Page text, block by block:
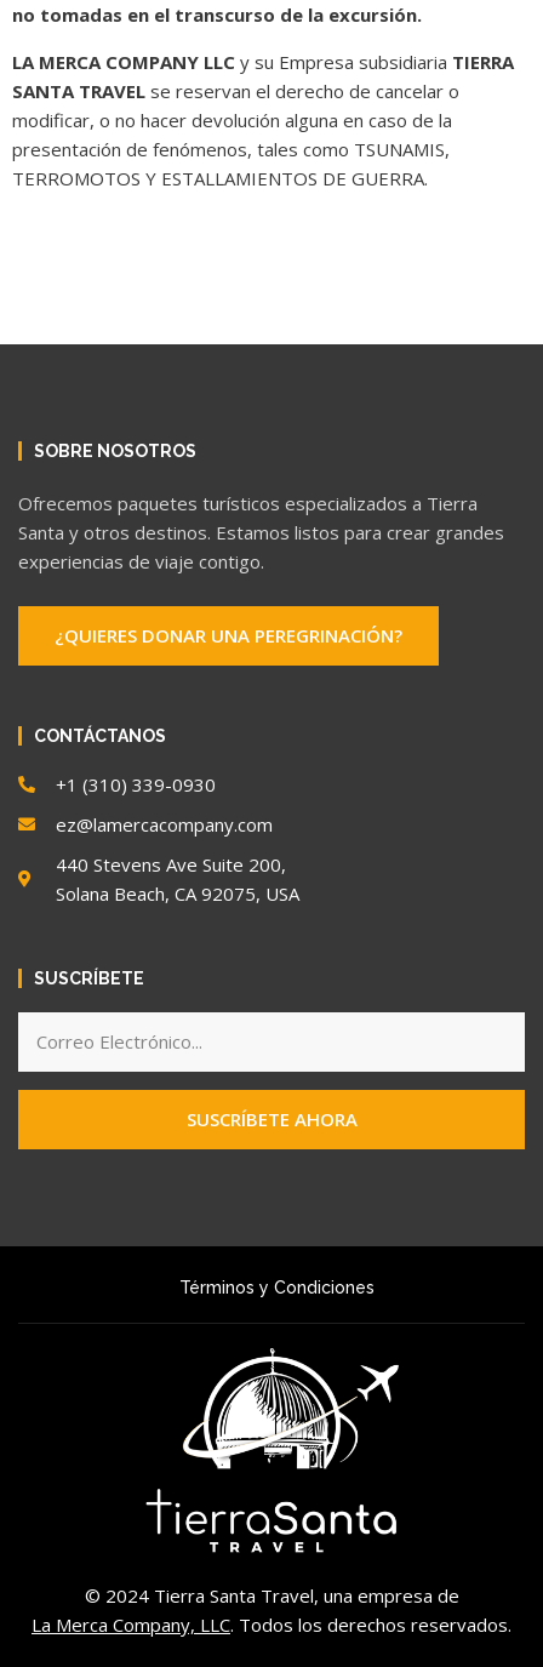
no tomadas en el transcurso de la excursión.
LA MERCA COMPANY LLC y su Empresa subsidiaria TIERRA
SANTA TRAVEL se reservan el derecho de cancelar o
modificar, o no hacer devolución alguna en caso de la
presentación de fenómenos, tales como TSUNAMIS,
TERROMOTOS Y ESTALLAMIENTOS DE GUERRA.
SOBRE NOSOTROS
Ofrecemos paquetes turísticos especializados a Tierra
Santa y otros destinos. Estamos listos para crear grandes
experiencias de viaje contigo.
¿QUIERES DONAR UNA PEREGRINACIÓN?
CONTÁCTANOS
+1 (310) 339-0930
ez@lamercacompany.com
440 Stevens Ave Suite 200,
Solana Beach, CA 92075, USA
SUSCRÍBETE
SUSCRÍBETE AHORA
Términos y Condiciones
© 2024 Tierra Santa Travel, una empresa de
La Merca Company, LLC. Todos los derechos reservados.